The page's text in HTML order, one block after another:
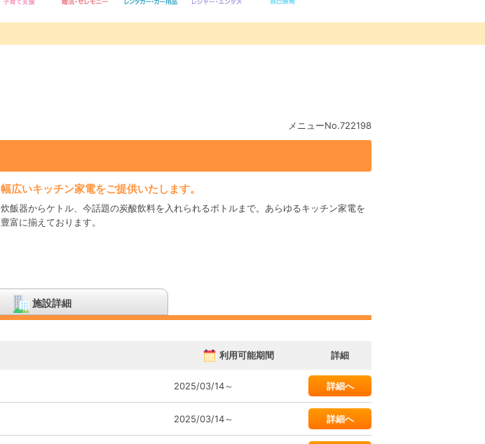
メニューNo.722198
幅広いキッチン家電をご提供いたします。
炊飯器からケトル、今話題の炭酸飲料を入れられるボトルまで。あらゆるキッチン家電を
豊富に揃えております。
施設詳細
利用可能期間 詳細
2025/03/14～ 詳細へ
2025/03/14～ 詳細へ